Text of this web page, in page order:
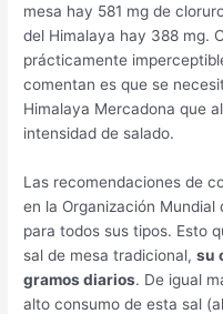
mesa hay 581 mg de
del Himalaya hay 388 mg.
prácticamente
comentan es que se
Himalaya Mercadona que
intensidad de salado.
Las recomendaciones de
en la Organización Mundial
para todos sus tipos. Esto
sal de mesa tradicional,su
gramos diarios. De igual
alto consumo de esta sal